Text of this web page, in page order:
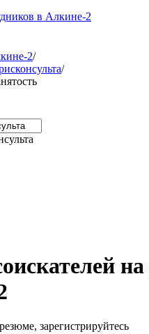
в Алкине-2
2/
/
зарегистрируйтесь